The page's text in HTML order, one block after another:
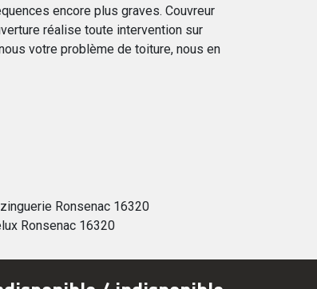
encore plus graves. Couvreur
réalise toute intervention sur
votre problème de toiture, nous en
Ronsenac 16320
Ronsenac 16320